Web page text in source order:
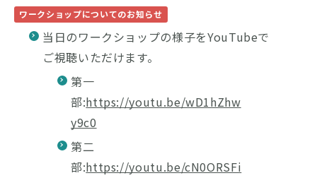
ワークショップについてのお知らせ
当日のワークショップの様子をYouTubeで
ご視聴いただけます。
第一
部:https://youtu.be/wD1hZhw
y9c0
第二
部:https://youtu.be/cN0ORSFi